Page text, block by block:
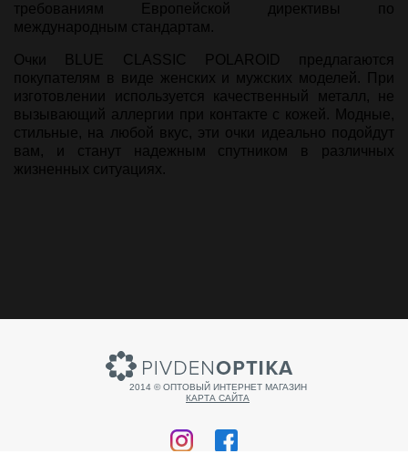
требованиям Европейской директивы по
международным стандартам.
Очки BLUE CLASSIC POLAROID предлагаются
покупателям в виде женских и мужских моделей. При
изготовлении используется качественный металл, не
вызывающий аллергии при контакте с кожей. Модные,
стильные, на любой вкус, эти очки идеально подойдут
вам, и станут надежным спутником в различных
жизненных ситуациях.
2014 © ОПТОВЫЙ ИНТЕРНЕТ МАГАЗИН
КАРТА САЙТА